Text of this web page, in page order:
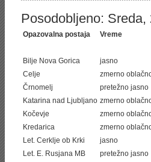
Posodobljeno:
Opazovalna postaja Vreme
Bilje Nova Gorica
jasno
Celje
zmerno
Črnomelj
pretežno jasno
Katarina nad Ljubljano zmerno
Kočevje
zmerno
Kredarica
zmerno
Let. Cerklje ob Krki
jasno
Let. E. Rusjana MB
pretežno jasno